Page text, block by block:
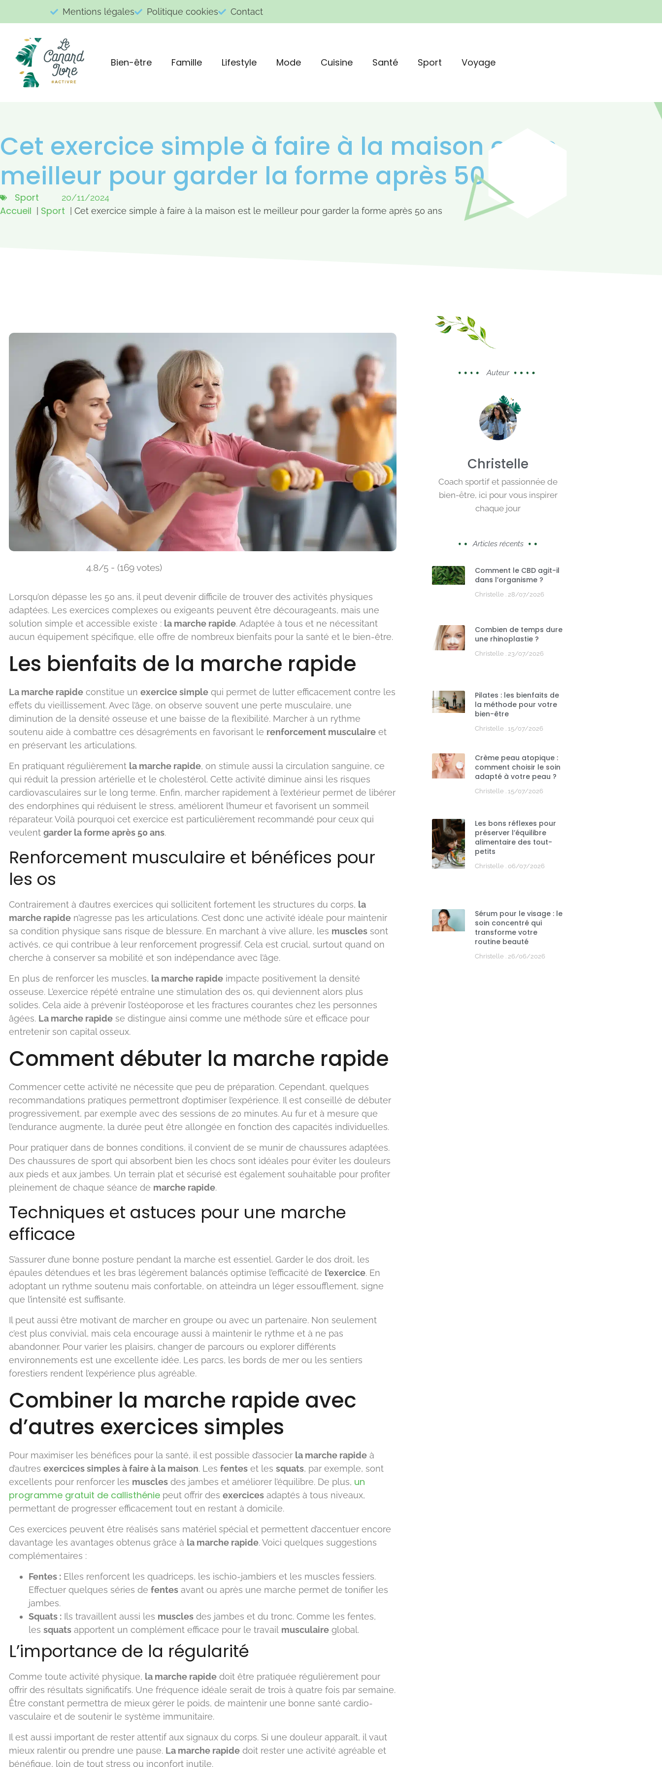
Mentions légales Politique cookies Contact
Bien-être Famille Lifestyle Mode Cuisine Santé Sport Voyage
Cet exercice simple à faire à la maison est le
meilleur pour garder la forme après 50 ans
Sport 20/11/2024
Accueil Sport Cet exercice simple à faire à la maison est le meilleur pour garder la forme après 50 ans
4.8/5 - (169 votes)
Lorsqu’on dépasse les 50 ans, il peut devenir difficile de trouver des activités physiques
adaptées. Les exercices complexes ou exigeants peuvent être décourageants, mais une
solution simple et accessible existe : la marche rapide. Adaptée à tous et ne nécessitant
aucun équipement spécifique, elle offre de nombreux bienfaits pour la santé et le bien-être.
Les bienfaits de la marche rapide
La marche rapide constitue un exercice simple qui permet de lutter efficacement contre les
effets du vieillissement. Avec l’âge, on observe souvent une perte musculaire, une
diminution de la densité osseuse et une baisse de la flexibilité. Marcher à un rythme
soutenu aide à combattre ces désagréments en favorisant le renforcement musculaire et
en préservant les articulations.
En pratiquant régulièrement la marche rapide, on stimule aussi la circulation sanguine, ce
qui réduit la pression artérielle et le cholestérol. Cette activité diminue ainsi les risques
cardiovasculaires sur le long terme. Enfin, marcher rapidement à l’extérieur permet de libérer
des endorphines qui réduisent le stress, améliorent l’humeur et favorisent un sommeil
réparateur. Voilà pourquoi cet exercice est particulièrement recommandé pour ceux qui
veulent garder la forme après 50 ans.
Renforcement musculaire et bénéfices pour
les os
Contrairement à d’autres exercices qui sollicitent fortement les structures du corps, la
marche rapide n’agresse pas les articulations. C’est donc une activité idéale pour maintenir
sa condition physique sans risque de blessure. En marchant à vive allure, les muscles sont
activés, ce qui contribue à leur renforcement progressif. Cela est crucial, surtout quand on
cherche à conserver sa mobilité et son indépendance avec l’âge.
En plus de renforcer les muscles, la marche rapide impacte positivement la densité
osseuse. L’exercice répété entraîne une stimulation des os, qui deviennent alors plus
solides. Cela aide à prévenir l’ostéoporose et les fractures courantes chez les personnes
âgées. La marche rapide se distingue ainsi comme une méthode sûre et efficace pour
entretenir son capital osseux.
Comment débuter la marche rapide
Commencer cette activité ne nécessite que peu de préparation. Cependant, quelques
recommandations pratiques permettront d’optimiser l’expérience. Il est conseillé de débuter
progressivement, par exemple avec des sessions de 20 minutes. Au fur et à mesure que
l’endurance augmente, la durée peut être allongée en fonction des capacités individuelles.
Pour pratiquer dans de bonnes conditions, il convient de se munir de chaussures adaptées.
Des chaussures de sport qui absorbent bien les chocs sont idéales pour éviter les douleurs
aux pieds et aux jambes. Un terrain plat et sécurisé est également souhaitable pour profiter
pleinement de chaque séance de marche rapide.
Techniques et astuces pour une marche
efficace
S’assurer d’une bonne posture pendant la marche est essentiel. Garder le dos droit, les
épaules détendues et les bras légèrement balancés optimise l’efficacité de l’exercice. En
adoptant un rythme soutenu mais confortable, on atteindra un léger essoufflement, signe
que l’intensité est suffisante.
Il peut aussi être motivant de marcher en groupe ou avec un partenaire. Non seulement
c’est plus convivial, mais cela encourage aussi à maintenir le rythme et à ne pas
abandonner. Pour varier les plaisirs, changer de parcours ou explorer différents
environnements est une excellente idée. Les parcs, les bords de mer ou les sentiers
forestiers rendent l’expérience plus agréable.
Combiner la marche rapide avec
d’autres exercices simples
Pour maximiser les bénéfices pour la santé, il est possible d’associer la marche rapide à
d’autres exercices simples à faire à la maison. Les fentes et les squats, par exemple, sont
excellents pour renforcer les muscles des jambes et améliorer l’équilibre. De plus, un
programme gratuit de callisthénie peut offrir des exercices adaptés à tous niveaux,
permettant de progresser efficacement tout en restant à domicile.
Ces exercices peuvent être réalisés sans matériel spécial et permettent d’accentuer encore
davantage les avantages obtenus grâce à la marche rapide. Voici quelques suggestions
complémentaires :
Fentes : Elles renforcent les quadriceps, les ischio-jambiers et les muscles fessiers.
Effectuer quelques séries de fentes avant ou après une marche permet de tonifier les
jambes.
Squats : Ils travaillent aussi les muscles des jambes et du tronc. Comme les fentes,
les squats apportent un complément efficace pour le travail musculaire global.
L’importance de la régularité
Comme toute activité physique, la marche rapide doit être pratiquée régulièrement pour
offrir des résultats significatifs. Une fréquence idéale serait de trois à quatre fois par semaine.
Être constant permettra de mieux gérer le poids, de maintenir une bonne santé cardio-
vasculaire et de soutenir le système immunitaire.
Il est aussi important de rester attentif aux signaux du corps. Si une douleur apparaît, il vaut
mieux ralentir ou prendre une pause. La marche rapide doit rester une activité agréable et
bénéfique, loin de tout stress ou inconfort inutile.
Auteur
Christelle
Coach sportif et passionnée de
bien-être, ici pour vous inspirer
chaque jour
Articles récents
Comment le CBD agit-il
dans l’organisme ?
Christelle 28/07/2026
Combien de temps dure
une rhinoplastie ?
Christelle 23/07/2026
Pilates : les bienfaits de
la méthode pour votre
bien-être
Christelle 15/07/2026
Crème peau atopique :
comment choisir le soin
adapté à votre peau ?
Christelle 15/07/2026
Les bons réflexes pour
préserver l’équilibre
alimentaire des tout-
petits
Christelle 06/07/2026
Sérum pour le visage : le
soin concentré qui
transforme votre
routine beauté
Christelle 26/06/2026